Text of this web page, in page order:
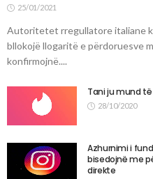
25/01/2021
Autoritetet rregullatore italiane
bllokojë llogaritë e përdoruesve
konfirmojnë....
Tani ju mund
28/10/2020
Azhurnimi i
bisedojnë me
direkte